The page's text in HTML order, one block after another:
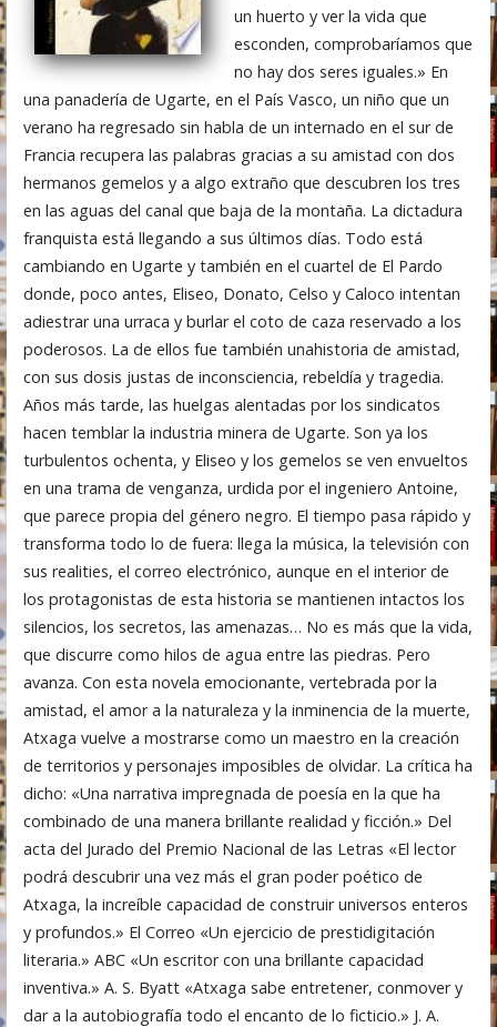
un huerto y ver la vida que
esconden, comprobaríamos que
no hay dos seres iguales.» En
una panadería de Ugarte, en el País Vasco, un niño que un
verano ha regresado sin habla de un internado en el sur de
Francia recupera las palabras gracias a su amistad con dos
hermanos gemelos y a algo extraño que descubren los tres
en las aguas del canal que baja de la montaña. La dictadura
franquista está llegando a sus últimos días. Todo está
cambiando en Ugarte y también en el cuartel de El Pardo
donde, poco antes, Eliseo, Donato, Celso y Caloco intentan
adiestrar una urraca y burlar el coto de caza reservado a los
poderosos. La de ellos fue también unahistoria de amistad,
con sus dosis justas de inconsciencia, rebeldía y tragedia.
Años más tarde, las huelgas alentadas por los sindicatos
hacen temblar la industria minera de Ugarte. Son ya los
turbulentos ochenta, y Eliseo y los gemelos se ven envueltos
en una trama de venganza, urdida por el ingeniero Antoine,
que parece propia del género negro. El tiempo pasa rápido y
transforma todo lo de fuera: llega la música, la televisión con
sus realities, el correo electrónico, aunque en el interior de
los protagonistas de esta historia se mantienen intactos los
silencios, los secretos, las amenazas… No es más que la vida,
que discurre como hilos de agua entre las piedras. Pero
avanza. Con esta novela emocionante, vertebrada por la
amistad, el amor a la naturaleza y la inminencia de la muerte,
Atxaga vuelve a mostrarse como un maestro en la creación
de territorios y personajes imposibles de olvidar. La crítica ha
dicho: «Una narrativa impregnada de poesía en la que ha
combinado de una manera brillante realidad y ficción.» Del
acta del Jurado del Premio Nacional de las Letras «El lector
podrá descubrir una vez más el gran poder poético de
Atxaga, la increíble capacidad de construir universos enteros
y profundos.» El Correo «Un ejercicio de prestidigitación
literaria.» ABC «Un escritor con una brillante capacidad
inventiva.» A. S. Byatt «Atxaga sabe entretener, conmover y
dar a la autobiografía todo el encanto de lo ficticio.» J. A.